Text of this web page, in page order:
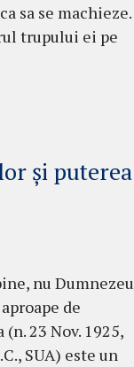
sa se machieze.
trupului ei pe
și puterea
nu Dumnezeu
de
23 Nov. 1925,
SUA) este un